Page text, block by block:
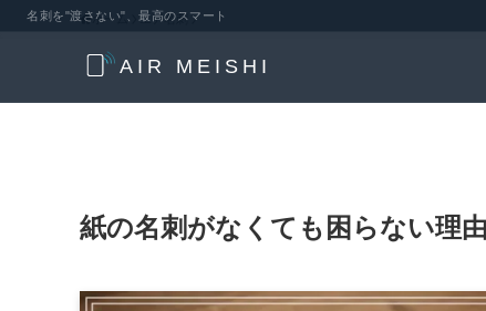
名刺を"渡さない"、最高のスマート
AIR MEISHI
ホーム エア名刺
紙の名刺がなくても困らない理